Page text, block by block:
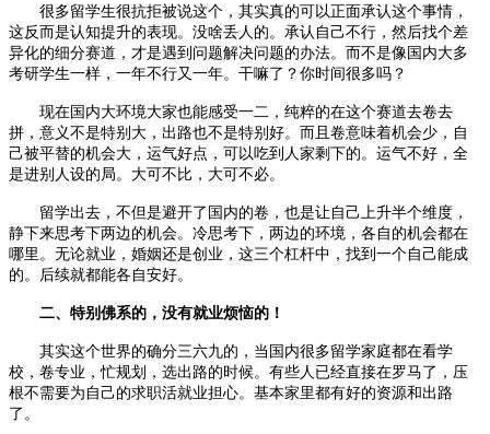
很多留学生很抗拒被说这个，其实真的可以正面承认这个事情，
这反而是认知提升的表现。没啥丢人的。承认自己不行，然后找个差
异化的细分赛道，才是遇到问题解决问题的办法。而不是像国内大多
考研学生一样，一年不行又一年。干嘛了？你时间很多吗？
现在国内大环境大家也能感受一二，纯粹的在这个赛道去卷去
拼，意义不是特别大，出路也不是特别好。而且卷意味着机会少，自
己被平替的机会大，运气好点，可以吃到人家剩下的。运气不好，全
是进别人设的局。大可不比，大可不必。
留学出去，不但是避开了国内的卷，也是让自己上升半个维度，
静下来思考下两边的机会。冷思考下，两边的环境，各自的机会都在
哪里。无论就业，婚姻还是创业，这三个杠杆中，找到一个自己能成
的。后续就都能各自安好。
二、特别佛系的，没有就业烦恼的！
其实这个世界的确分三六九的，当国内很多留学家庭都在看学
校，卷专业，忙规划，选出路的时候。有些人已经直接在罗马了，压
根不需要为自己的求职活就业担心。基本家里都有好的资源和出路
了。